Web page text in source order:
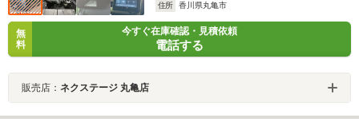
住所
香川県丸亀市
無
料
今すぐ在庫確認・見積依頼
電話する
販売店： ネクステージ 丸亀店